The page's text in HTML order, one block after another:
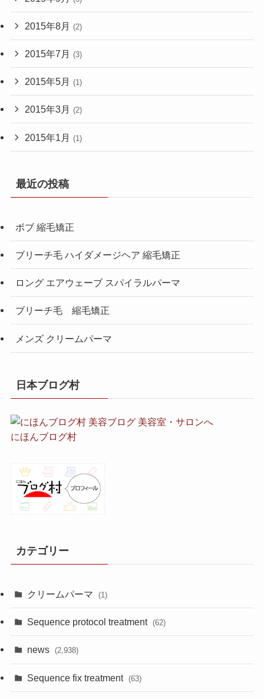
2015年8月 (2)
2015年7月 (3)
2015年5月 (1)
2015年3月 (2)
2015年1月 (1)
最近の投稿
ボブ 縮毛矯正
ブリーチ毛 ハイダメージヘア 縮毛矯正
ロング エアウェーブ スパイラルパーマ
ブリーチ毛 縮毛矯正
メンズ クリームパーマ
日本ブログ村
にほんブログ村
カテゴリー
クリームパーマ (1)
Sequence protocol treatment (62)
news (2,938)
Sequence fix treatment (63)